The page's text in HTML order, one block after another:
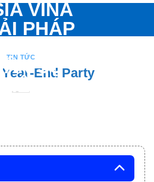
TIN TỨC
End Party